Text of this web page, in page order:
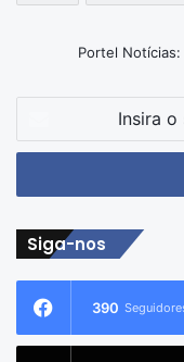
Portel
seu
de
Siga-nos
390